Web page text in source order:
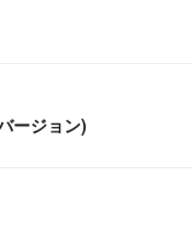
ージョン)